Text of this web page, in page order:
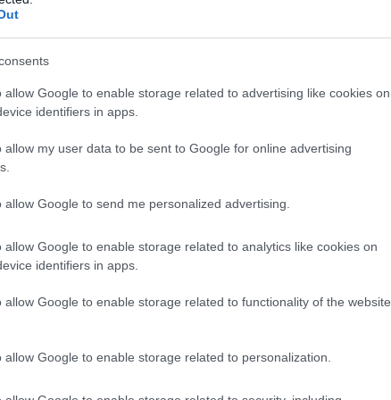
allow Google to enable storage related to advertising like cookies on
identifiers in apps.
allow my user data to be sent to Google for online advertising
allow Google to send me personalized advertising.
allow Google to enable storage related to analytics like cookies on
identifiers in apps.
allow Google to enable storage related to functionality of the website
allow Google to enable storage related to personalization.